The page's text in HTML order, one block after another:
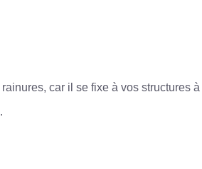
car il se fixe à vos structures